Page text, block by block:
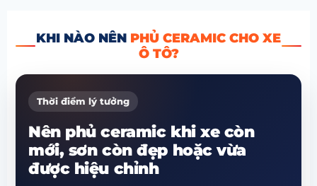
KHI NÀO NÊN PHỦ CERAMIC CHO XE
Ô TÔ?
Thời điểm lý tưởng
Nên phủ ceramic khi xe còn
mới, sơn còn đẹp hoặc vừa
được hiệu chỉnh